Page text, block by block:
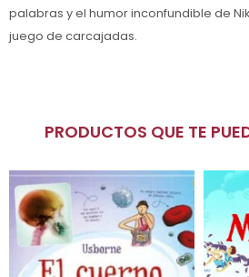
palabras y el humor inconfundible de
juego de carcajadas.
PRODUCTOS QUE TE